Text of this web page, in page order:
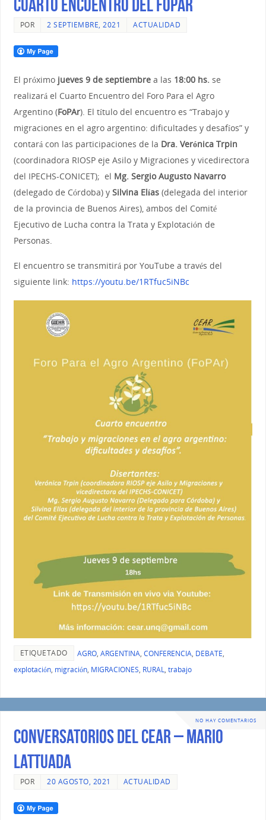
CUARTO ENCUENTRO DEL FOPAR
POR 2 SEPTIEMBRE, 2021 ACTUALIDAD
El próximo jueves 9 de septiembrea las 18:00 hs.se
realizará el Cuarto Encuentro del Foro Para el Agro
Argentino (FoPAr). El título del encuentro es “Trabajo y
migraciones en el agro argentino: dificultades y desafíos” y
contará con las participaciones de la Dra. Verónica Trpin
(coordinadora RIOSP eje Asilo y Migraciones y vicedirectora
del IPECHS-CONICET); el Mg. Sergio Augusto Navarro
(delegado de Córdoba) y Silvina Elías(delegada del interior
de la provincia de Buenos Aires), ambos del Comité
Ejecutivo de Lucha contra la Trata y Explotación de
Personas.
El encuentro se transmitirá por YouTube a través del
siguiente link: https://youtu.be/1RTfuc5iNBc
ETIQUETADO AGRO, ARGENTINA, CONFERENCIA, DEBATE,
explotación, migración, MIGRACIONES, RURAL, trabajo
NO HAY COMENTARIOS
Conversatorios del CEAR – Mario
Lattuada
POR 20 AGOSTO, 2021 ACTUALIDAD